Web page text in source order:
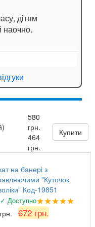
дітям
наочно.
дуже яскравий,
: Замовляли
Все на
задоволені!
580
грн.
464
грн.
Купити
на банері з
"Куточок
Код-19851
✓ Доступно★★★★★
672 грн.